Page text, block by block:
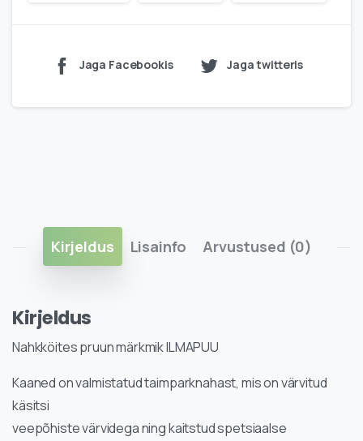
Jaga Facebookis Jaga twitteris
Kirjeldus Lisainfo Arvustused (0)
Kirjeldus
Nahkköites pruun märkmik ILMAPUU
Kaaned on valmistatud taimparknahast, mis on värvitud
käsitsi
veepõhiste värvidega ning kaitstud spetsiaalse